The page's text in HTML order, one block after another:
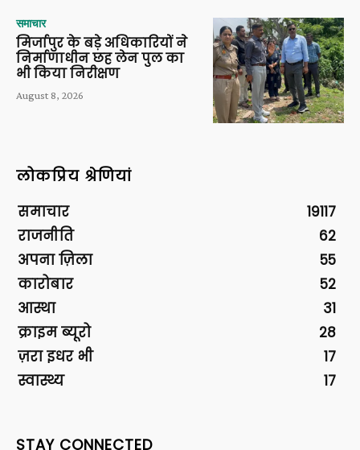
समाचार
मिर्जापुर के बड़े अधिकारियों ने
निर्माणाधीन छह लेन पुल का
भी किया निरीक्षण
August 8, 2026
लोकप्रिय श्रेणियां
समाचार
19117
राजनीति
62
अपना ज़िला
55
कारोबार
52
आस्था
31
क्राइम ब्यूरो
28
ज़रा इधर भी
17
स्वास्थ्य
17
STAY CONNECTED